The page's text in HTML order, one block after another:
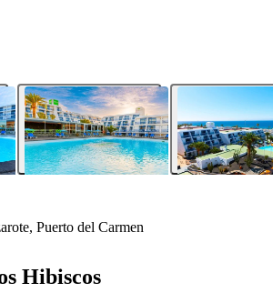
Puerto del Carmen
Hibiscos